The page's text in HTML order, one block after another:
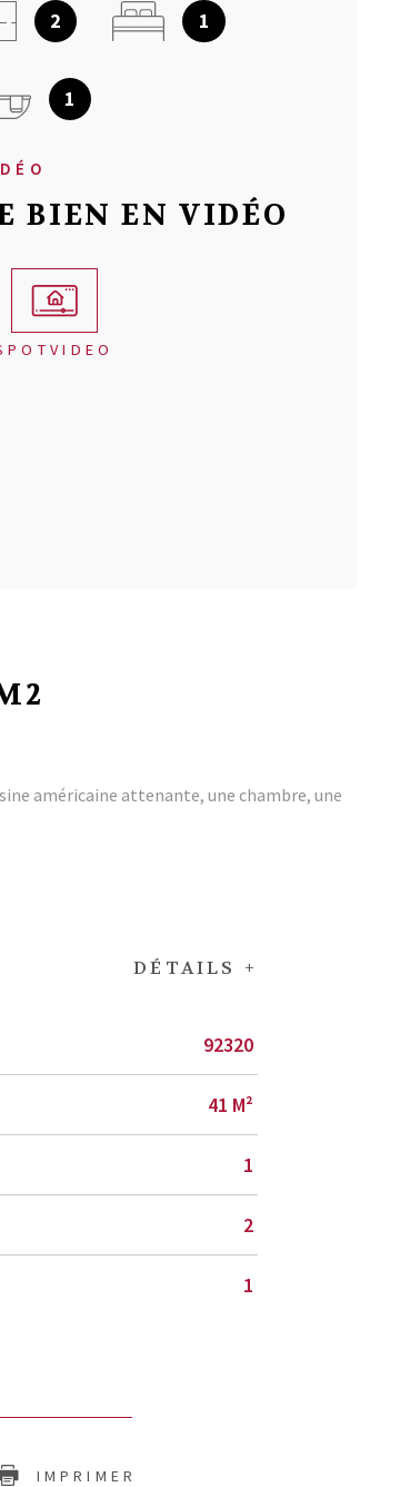
MON
2 1
1
BIEN EN VIDÉO
américaine attenante, une chambre, une
DÉTAILS +
92320
41 M²
1
2
1
IMPRIMER